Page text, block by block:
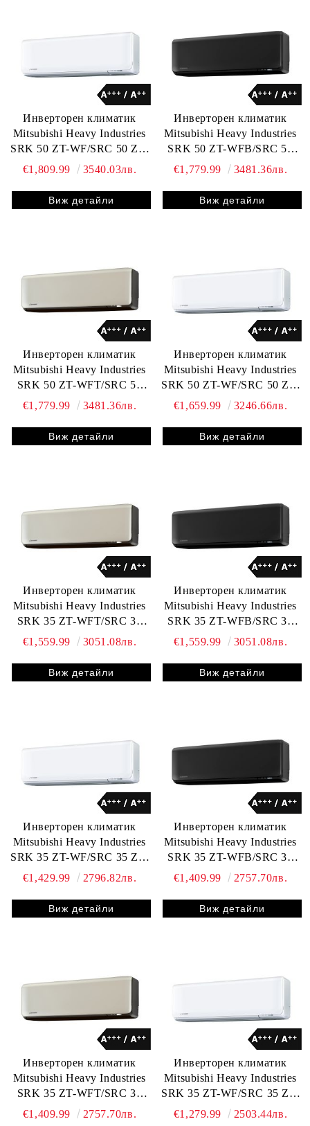
Инверторен климатик
Mitsubishi Heavy Industries
SRK 50 ZT-WF/SRC 50 ZT-
WB
€1,809.99 3540.03лв.
Виж детайли
Инверторен климатик
Mitsubishi Heavy Industries
SRK 50 ZT-WFB/SRC 50
ZT-W
€1,779.99 3481.36лв.
Виж детайли
Инверторен климатик
Mitsubishi Heavy Industries
SRK 50 ZT-WFT/SRC 50
ZT-W
€1,779.99 3481.36лв.
Виж детайли
Инверторен климатик
Mitsubishi Heavy Industries
SRK 50 ZT-WF/SRC 50 ZT-
W
€1,659.99 3246.66лв.
Виж детайли
Инверторен климатик
Mitsubishi Heavy Industries
SRK 35 ZT-WFT/SRC 35
ZT-WB
€1,559.99 3051.08лв.
Виж детайли
Инверторен климатик
Mitsubishi Heavy Industries
SRK 35 ZT-WFB/SRC 35
ZT-WB
€1,559.99 3051.08лв.
Виж детайли
Инверторен климатик
Mitsubishi Heavy Industries
SRK 35 ZT-WF/SRC 35 ZT-
WB
€1,429.99 2796.82лв.
Виж детайли
Инверторен климатик
Mitsubishi Heavy Industries
SRK 35 ZT-WFB/SRC 35
ZT-W
€1,409.99 2757.70лв.
Виж детайли
Инверторен климатик
Mitsubishi Heavy Industries
SRK 35 ZT-WFT/SRC 35
ZT-W
€1,409.99 2757.70лв.
Инверторен климатик
Mitsubishi Heavy Industries
SRK 35 ZT-WF/SRC 35 ZT-
W
€1,279.99 2503.44лв.